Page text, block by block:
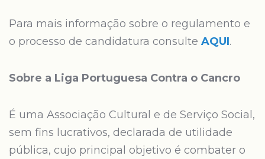
Para mais informação sobre o regulamento e
o processo de candidatura consulte AQUI.
Sobre a Liga Portuguesa Contra o Cancro
É uma Associação Cultural e de Serviço Social,
sem fins lucrativos, declarada de utilidade
pública, cujo principal objetivo é combater o